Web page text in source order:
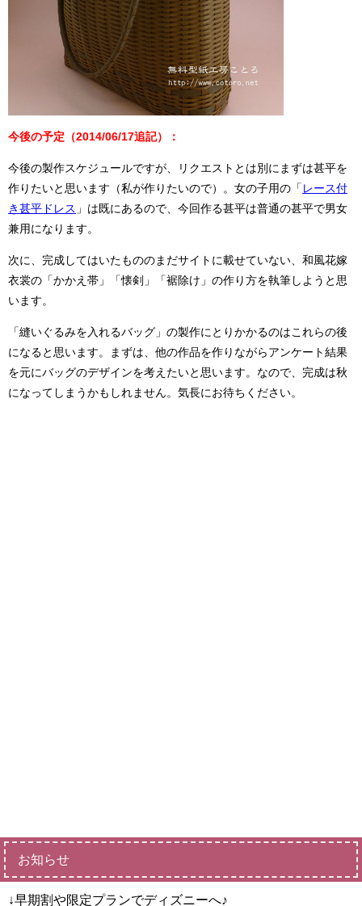
今後の予定（2014/06/17追記）：
今後の製作スケジュールですが、リクエストとは別にまずは甚平を
作りたいと思います（私が作りたいので）。女の子用の「 レース付
き甚平ドレス 」は既にあるので、今回作る甚平は普通の甚平で男女
兼用になります。
次に、完成してはいたもののまだサイトに載せていない、和風花嫁
衣裳の「かかえ帯」「懐剣」「裾除け」の作り方を執筆しようと思
います。
「縫いぐるみを入れるバッグ」の製作にとりかかるのはこれらの後
になると思います。まずは、他の作品を作りながらアンケート結果
を元にバッグのデザインを考えたいと思います。なので、完成は秋
になってしまうかもしれません。気長にお待ちください。
お知らせ
↓早期割や限定プランでディズニーへ♪